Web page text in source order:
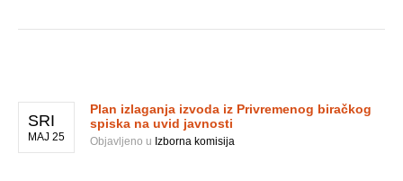
SRI
MAJ 25
Plan izlaganja izvoda iz Privremenog biračkog
spiska na uvid javnosti
Objavljeno u Izborna komisija